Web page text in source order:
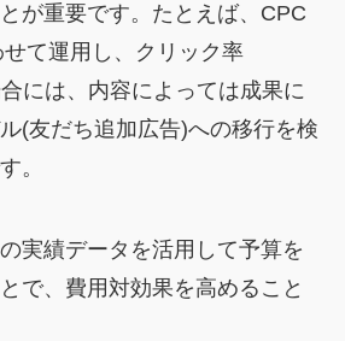
が重要です。たとえば、CPC
て運用し、クリック率
合には、内容によっては成果に
(友だち追加広告)への移行を検
。
実績データを活用して予算を
で、費用対効果を高めること